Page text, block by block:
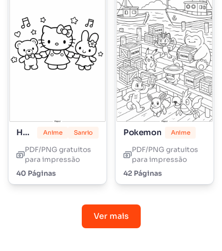
Hello Kitty Anime Sanrio
PDF/PNG gratuitos
para impressão
40 Páginas
Pokemon Anime
PDF/PNG gratuitos
para impressão
42 Páginas
Ver mais